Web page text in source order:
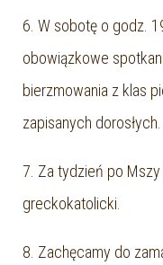
6. W sobotę o godz.
obowiązkowe
bierzmowania z klas
zapisanych dorosłych.
7. Za tydzień po
greckokatolicki.
8. Zachęcamy do